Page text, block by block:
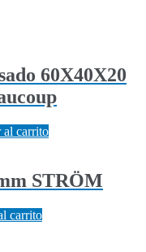
60X40X20
al carrito
STRÖM
carrito